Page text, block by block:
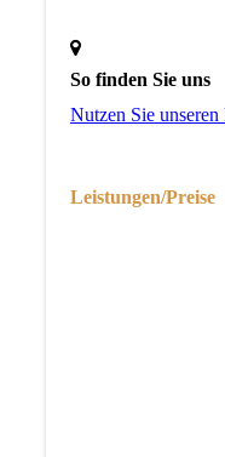
So finden Sie uns
Nutzen Sie
Leistungen/Preise